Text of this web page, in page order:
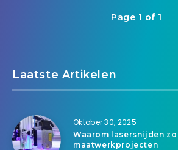
Page 1 of 1
Laatste Artikelen
Oktober 30, 2025
Waarom lasersnijden
maatwerkprojecten